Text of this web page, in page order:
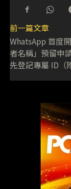
前一篇文章
WhatsApp 首度
者名稱」預留申
先登記專屬 ID（